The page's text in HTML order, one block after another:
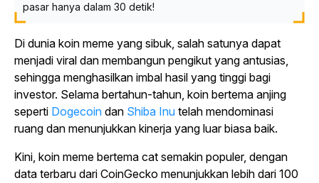
pasar hanya dalam 30 detik!
Di dunia koin meme yang sibuk, salah satunya dapat
menjadi viral dan membangun pengikut yang antusias,
sehingga menghasilkan imbal hasil yang tinggi bagi
investor. Selama bertahun-tahun, koin bertema anjing
seperti Dogecoin dan Shiba Inu telah mendominasi
ruang dan menunjukkan kinerja yang luar biasa baik.
Kini, koin meme bertema cat semakin populer, dengan
data terbaru dari CoinGecko menunjukkan lebih dari 100